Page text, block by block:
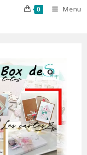
0 Menu